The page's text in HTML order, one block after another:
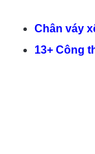
Chân váy
13+ Công